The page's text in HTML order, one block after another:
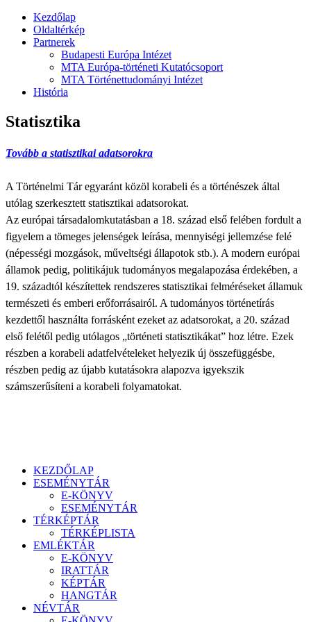
Kezdőlap
Oldaltérkép
Partnerek
Budapesti Európa Intézet
MTA Európa-történeti Kutatócsoport
MTA Történettudományi Intézet
História
Statisztika
Tovább a statisztikai adatsorokra
A Történelmi Tár egyaránt közöl korabeli és a történészek által
utólag szerkesztett statisztikai adatsorokat.
Az európai társadalomkutatásban a 18. század első felében fordult a
figyelem a tömeges jelenségek leírása, mennyiségi jellemzése felé
(népességi mozgások, műveltségi állapotok stb.). A modern európai
államok pedig, politikájuk tudományos megalapozása érdekében, a
19. századtól készítettek rendszeres statisztikai felméréseket államuk
természeti és emberi erőforrásairól. A tudományos történetírás
kezdettől használta forrásként ezeket az adatsorokat, a 20. század
első felétől pedig utólagos „történeti statisztikákat” hoz létre. Ezek
részben a korabeli adatfelvételeket helyezik új összefüggésbe,
részben pedig az újabb kutatásokra alapozva igyekszik
számszerűsíteni a korabeli folyamatokat.
KEZDŐLAP
ESEMÉNYTÁR
E-KÖNYV
ESEMÉNYTÁR
TÉRKÉPTÁR
TÉRKÉPLISTA
EMLÉKTÁR
E-KÖNYV
IRATTÁR
KÉPTÁR
HANGTÁR
NÉVTÁR